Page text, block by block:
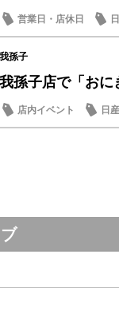
営業日・店休日
我孫子
我孫子店で「おに
店内イベント 日